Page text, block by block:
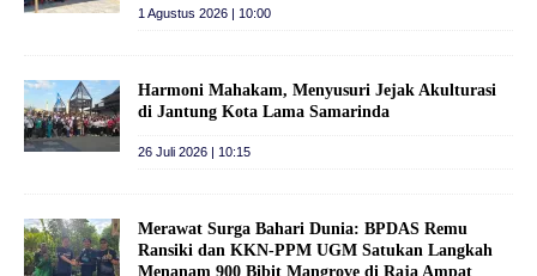
1 Agustus 2026 | 10:00
Harmoni Mahakam, Menyusuri Jejak Akulturasi
di Jantung Kota Lama Samarinda
26 Juli 2026 | 10:15
Merawat Surga Bahari Dunia: BPDAS Remu
Ransiki dan KKN-PPM UGM Satukan Langkah
Menanam 900 Bibit Mangrove di Raja Ampat